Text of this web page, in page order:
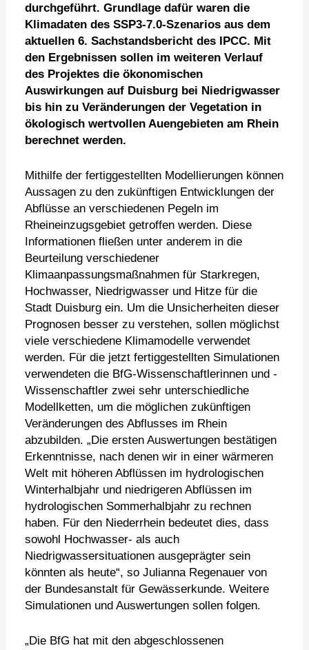
durchgeführt. Grundlage dafür waren die
Klimadaten des SSP3-7.0-Szenarios aus dem
aktuellen 6. Sachstandsbericht des IPCC. Mit
den Ergebnissen sollen im weiteren Verlauf
des Projektes die ökonomischen
Auswirkungen auf Duisburg bei Niedrigwasser
bis hin zu Veränderungen der Vegetation in
ökologisch wertvollen Auengebieten am Rhein
berechnet werden.
Mithilfe der fertiggestellten Modellierungen können
Aussagen zu den zukünftigen Entwicklungen der
Abflüsse an verschiedenen Pegeln im
Rheineinzugsgebiet getroffen werden. Diese
Informationen fließen unter anderem in die
Beurteilung verschiedener
Klimaanpassungsmaßnahmen für Starkregen,
Hochwasser, Niedrigwasser und Hitze für die
Stadt Duisburg ein. Um die Unsicherheiten dieser
Prognosen besser zu verstehen, sollen möglichst
viele verschiedene Klimamodelle verwendet
werden. Für die jetzt fertiggestellten Simulationen
verwendeten die BfG-Wissenschaftlerinnen und -
Wissenschaftler zwei sehr unterschiedliche
Modellketten, um die möglichen zukünftigen
Veränderungen des Abflusses im Rhein
abzubilden. „Die ersten Auswertungen bestätigen
Erkenntnisse, nach denen wir in einer wärmeren
Welt mit höheren Abflüssen im hydrologischen
Winterhalbjahr und niedrigeren Abflüssen im
hydrologischen Sommerhalbjahr zu rechnen
haben. Für den Niederrhein bedeutet dies, dass
sowohl Hochwasser- als auch
Niedrigwassersituationen ausgeprägter sein
könnten als heute“, so Julianna Regenauer von
der Bundesanstalt für Gewässerkunde. Weitere
Simulationen und Auswertungen sollen folgen.
„Die BfG hat mit den abgeschlossenen